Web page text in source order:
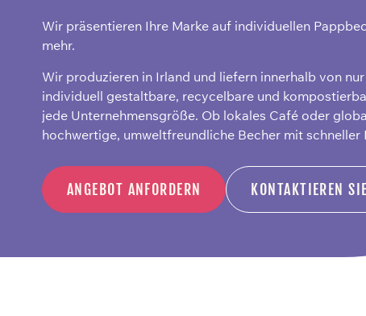
Wir präsentieren Ihre Marke auf individuellen
mehr.
Wir produzieren in Irland und liefern innerhalb von
individuell gestaltbare, recycelbare und
jede Unternehmensgröße. Ob lokales Café oder
hochwertige, umweltfreundliche Becher mit schneller
ANGEBOT ANFORDERN KONTAKTIEREN